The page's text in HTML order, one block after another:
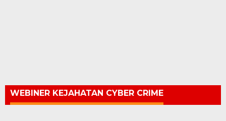
WEBINER KEJAHATAN CYBER CRIME